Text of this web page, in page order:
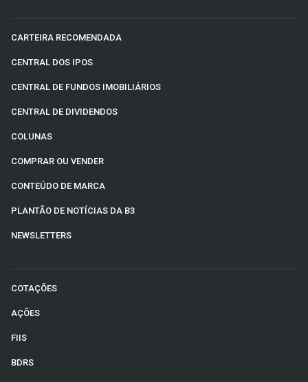
CARTEIRA RECOMENDADA
CENTRAL DOS IPOS
CENTRAL DE FUNDOS IMOBILIÁRIOS
CENTRAL DE DIVIDENDOS
COLUNAS
COMPRAR OU VENDER
CONTEÚDO DE MARCA
PLANTÃO DE NOTÍCIAS DA B3
NEWSLETTERS
COTAÇÕES
AÇÕES
FIIS
BDRS